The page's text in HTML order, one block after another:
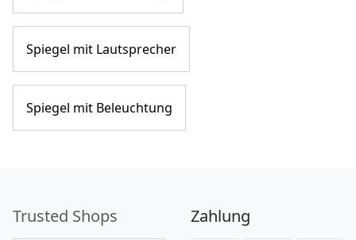
Spiegel mit Lautsprecher
Spiegel mit Beleuchtung
Trusted Shops Zahlung